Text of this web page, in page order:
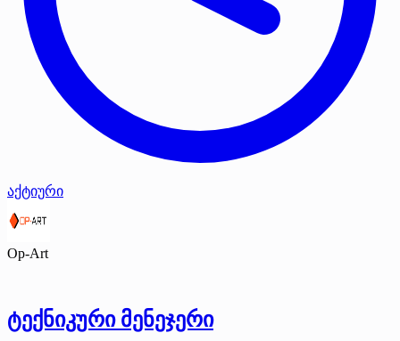
აქტიური
Op-Art
ტექნიკური მენეჯერი